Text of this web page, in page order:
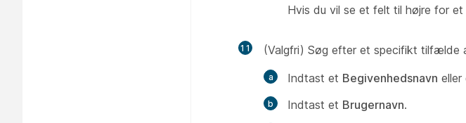
Hvis du vil se et felt til højre for
11
(Valgfri) Søg efter et specifikt tilfælde
Indtast et Begivenhedsnavn eller
Indtast et Brugernavn.